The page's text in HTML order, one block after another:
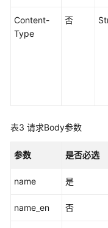
成
据
发
Content-
Type
否
表3 请求Body参数
参数 是否必选
name 是
name_en 否